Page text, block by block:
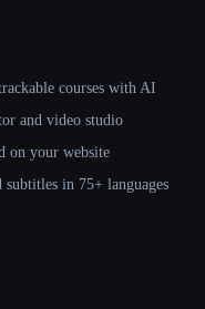
courses with AI
and video studio
on your website
in 75+ languages